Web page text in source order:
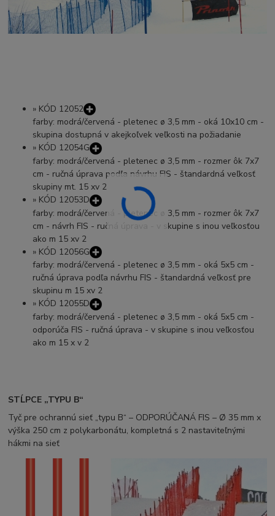
» KÓD 12052
farby: modrá/červená - pletenec ø 3,5 mm - oká 10x10 cm -
skupina dostupná v akejkoľvek veľkosti na požiadanie
» KÓD 12054G
farby: modrá/červená - pletenec ø 3,5 mm - rozmer ôk 7x7
cm - ručná úprava podľa návrhu FIS - štandardná veľkosť
skupiny mt. 15 xv 2
» KÓD 12053D
farby: modrá/červená - pletenec ø 3,5 mm - rozmer ôk 7x7
cm - návrh FIS - ručná úprava - v skupine s inou veľkosťou
ako m 15 xv 2
» KÓD 12056G
farby: modrá/červená - pletenec ø 3,5 mm - oká 5x5 cm -
ručná úprava podľa návrhu FIS - štandardná veľkosť pre
skupinu m 15 xv 2
» KÓD 12055D
farby: modrá/červená - pletenec ø 3,5 mm - oká 5x5 cm -
odporúča FIS - ručná úprava - v skupine s inou veľkosťou
ako m 15 x v 2
STĹPCE „TYPU B“
Tyč pre ochrannú sieť „typu B“ – ODPORÚČANÁ FIS – Ø 35 mm x
výška 250 cm z polykarbonátu, kompletná s 2 nastaviteľnými
hákmi na sieť